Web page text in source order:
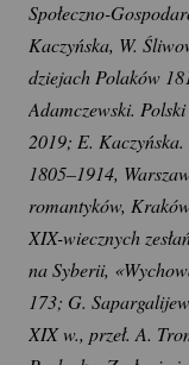
Społeczno-
Kaczyńska, W.
dziejach Polaków
Adamczewski.
2019; E.
1805–1914,
XIX-wiecznych
na Syberii,
173; G.
XIX w., przeł. A.